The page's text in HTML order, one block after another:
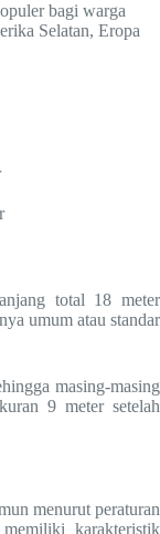
bagi warga
Selatan, Eropa
total 18 meter
umum atau standar
masing-masing
9 meter setelah
menurut peraturan
karakteristik